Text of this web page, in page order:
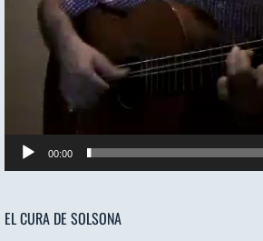
00:00
EL CURA DE SOLSONA